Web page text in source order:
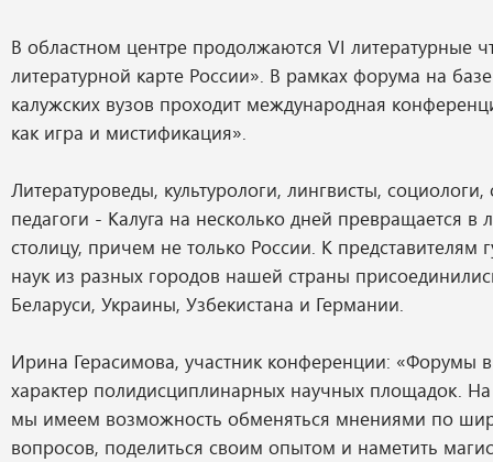
В областном центре продолжаются VI литературные
литературной карте России». В рамках форума на
калужских вузов проходит международная
как игра и мистификация».
Литературоведы, культурологи, лингвисты,
педагоги - Калуга на несколько дней превращается в
столицу, причем не только России. К представителям
наук из разных городов нашей страны
Беларуси, Украины, Узбекистана и Германии.
Ирина Герасимова, участник конференции: «Форумы в
характер полидисциплинарных научных площадок.
мы имеем возможность обменяться мнениями по
вопросов, поделиться своим опытом и наметить